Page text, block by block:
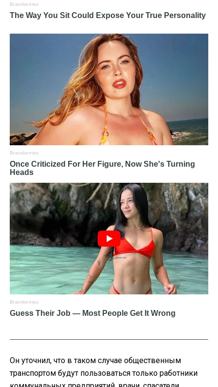
Он уточнил, что в таком случае общественным
транспортом будут пользоваться только работники